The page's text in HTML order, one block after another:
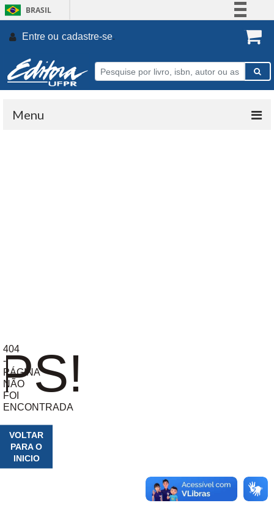
BRASIL
Participe
Entre ou cadastre-se.
Menu
404
-
PÁGINA
NÃO
FOI
ENCONTRADA
VOLTAR
PARA O
INICIO